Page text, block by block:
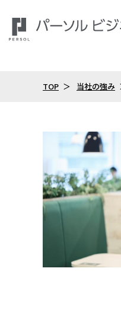
TOP 当社の強み